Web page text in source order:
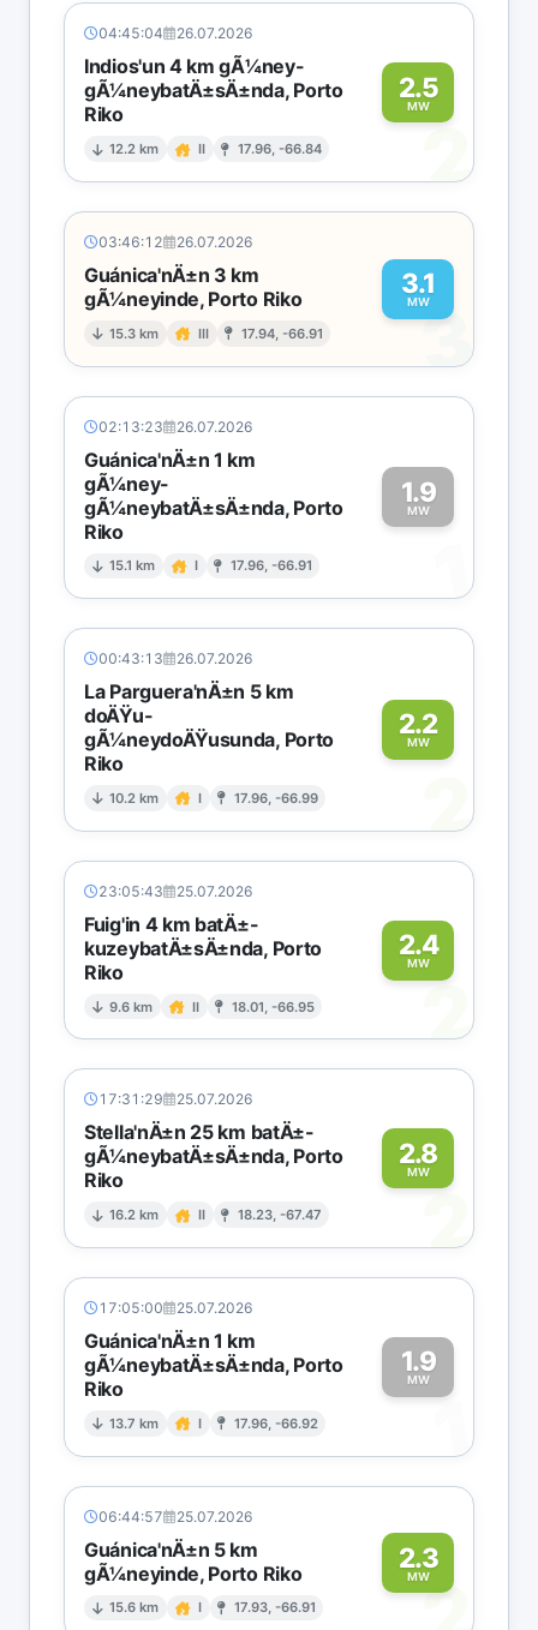
04:45:04 26.07.2026
Indios'un 4 km gÃ¼ney-
gÃ¼neybatÄ±sÄ±nda, Porto
Riko
12.2 km II 17.96, -66.84
2.5
MW
2
03:46:12 26.07.2026
Guánica'nÄ±n 3 km
gÃ¼neyinde, Porto Riko
15.3 km III 17.94, -66.91
3.1
MW
3
02:13:23 26.07.2026
Guánica'nÄ±n 1 km
gÃ¼ney-
gÃ¼neybatÄ±sÄ±nda, Porto
Riko
15.1 km I 17.96, -66.91
1.9
MW
1
00:43:13 26.07.2026
La Parguera'nÄ±n 5 km
doÄŸu-
gÃ¼neydoÄŸusunda, Porto
Riko
10.2 km I 17.96, -66.99
2.2
MW
2
23:05:43 25.07.2026
Fuig'in 4 km batÄ±-
kuzeybatÄ±sÄ±nda, Porto
Riko
9.6 km II 18.01, -66.95
2.4
MW
2
17:31:29 25.07.2026
Stella'nÄ±n 25 km batÄ±-
gÃ¼neybatÄ±sÄ±nda, Porto
Riko
16.2 km II 18.23, -67.47
2.8
MW
2
17:05:00 25.07.2026
Guánica'nÄ±n 1 km
gÃ¼neybatÄ±sÄ±nda, Porto
Riko
13.7 km I 17.96, -66.92
1.9
MW
1
06:44:57 25.07.2026
Guánica'nÄ±n 5 km
gÃ¼neyinde, Porto Riko
15.6 km I 17.93, -66.91
2.3
MW